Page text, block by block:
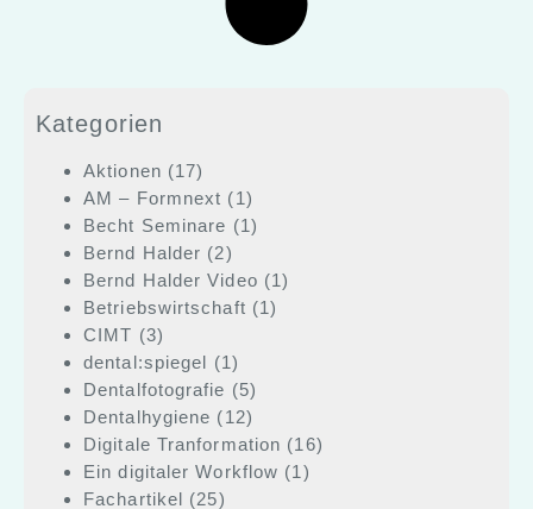
Kategorien
Aktionen (17)
AM – Formnext (1)
Becht Seminare (1)
Bernd Halder (2)
Bernd Halder Video (1)
Betriebswirtschaft (1)
CIMT (3)
dental:spiegel (1)
Dentalfotografie (5)
Dentalhygiene (12)
Digitale Tranformation (16)
Ein digitaler Workflow (1)
Fachartikel (25)